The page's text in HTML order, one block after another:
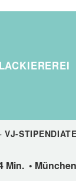
Min. • München